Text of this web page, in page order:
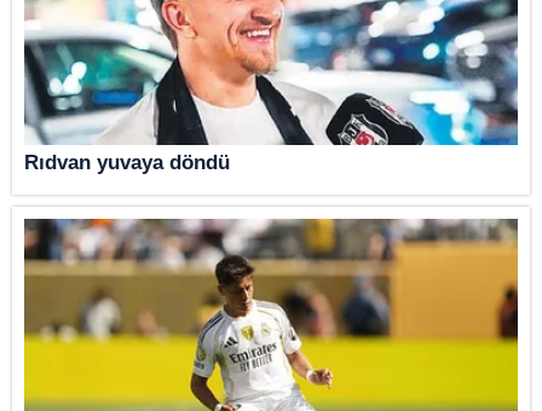
Rıdvan yuvaya döndü